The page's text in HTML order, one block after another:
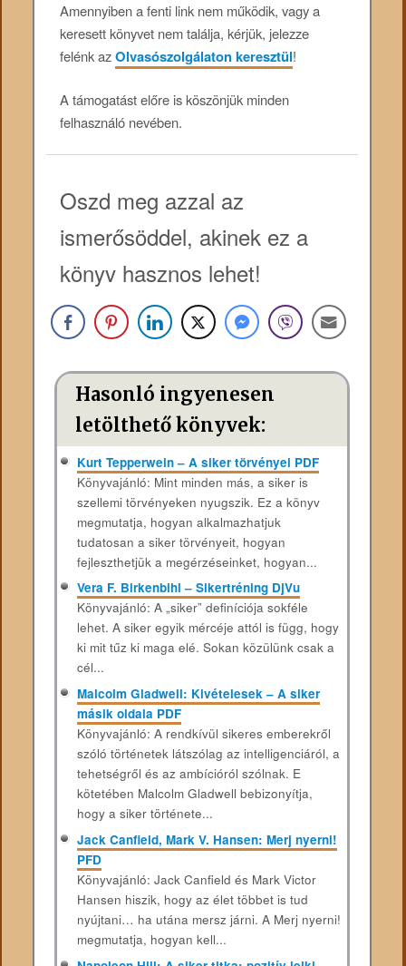
Amennyiben a fenti link nem működik, vagy a
keresett könyvet nem találja, kérjük, jelezze
felénk azOlvasószolgálaton keresztül!
A támogatást előre is köszönjük minden
felhasználó nevében.
Oszd meg azzal az
ismerősöddel, akinek ez a
könyv hasznos lehet!
Hasonló ingyenesen
letölthető könyvek:
Kurt Tepperwein – A siker törvényei PDF
Könyvajánló: Mint minden más, a siker is
szellemi törvényeken nyugszik. Ez a könyv
megmutatja, hogyan alkalmazhatjuk
tudatosan a siker törvényeit, hogyan
fejleszthetjük a megérzéseinket, hogyan...
Vera F. Birkenbihl – Sikertréning DjVu
Könyvajánló: A „siker” definíciója sokféle
lehet. A siker egyik mércéje attól is függ, hogy
ki mit tűz ki maga elé. Sokan közülünk csak a
cél...
Malcolm Gladwell: Kivételesek – A siker
másik oldala PDF
Könyvajánló: A rendkívül sikeres emberekről
szóló történetek látszólag az intelligenciáról, a
tehetségről és az ambícióról szólnak. E
kötetében Malcolm Gladwell bebizonyítja,
hogy a siker története...
Jack Canfield, Mark V. Hansen: Merj nyerni!
PFD
Könyvajánló: Jack Canfield és Mark Victor
Hansen hiszik, hogy az élet többet is tud
nyújtani… ha utána mersz járni. A Merj nyerni!
megmutatja, hogyan kell...